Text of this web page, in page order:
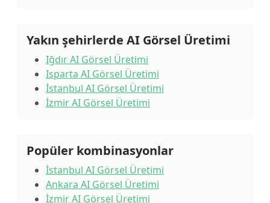
Yakın şehirlerde AI Görsel Üretimi
Iğdır AI Görsel Üretimi
Isparta AI Görsel Üretimi
İstanbul AI Görsel Üretimi
İzmir AI Görsel Üretimi
Popüler kombinasyonlar
İstanbul AI Görsel Üretimi
Ankara AI Görsel Üretimi
İzmir AI Görsel Üretimi